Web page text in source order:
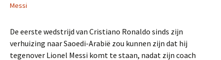
Messi
De eerste wedstrijd van Cristiano Ronaldo sinds zijn
verhuizing naar Saoedi-Arabië zou kunnen zijn dat hij
tegenover Lionel Messi komt te staan, nadat zijn coach